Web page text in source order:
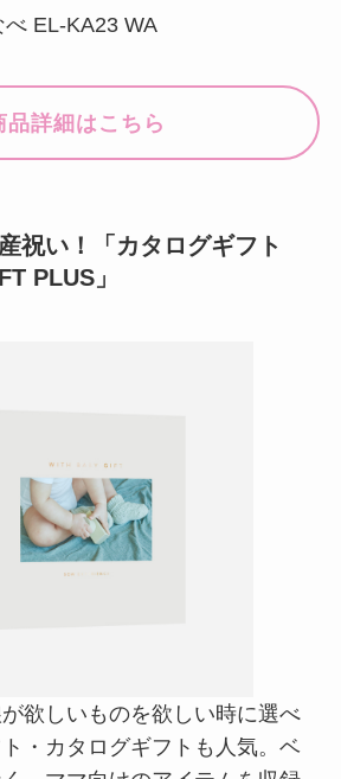
EL-KA23 WA
品詳細はこちら
祝い！「カタログギフト
PLUS」
欲しいものを欲しい時に選べ
・カタログギフトも人気。ベ